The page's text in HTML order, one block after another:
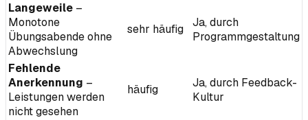
Langeweile –
Monotone
Übungsabende ohne
Abwechslung
sehr häufig
Ja, durch
Programmgestaltung
Fehlende
Anerkennung –
Leistungen werden
nicht gesehen
häufig
Ja, durch Feedback-
Kultur